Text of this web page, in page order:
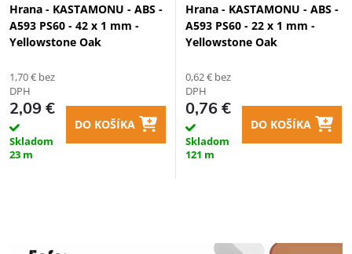
Hrana - KASTAMONU - ABS -
A593 PS60 - 42 x 1 mm -
Yellowstone Oak
1,70 € bez
DPH
2,09 €
Skladom
23 m
DO KOŠÍKA
Hrana - KASTAMONU - ABS -
A593 PS60 - 22 x 1 mm -
Yellowstone Oak
0,62 € bez
DPH
0,76 €
Skladom
121 m
DO KOŠÍKA